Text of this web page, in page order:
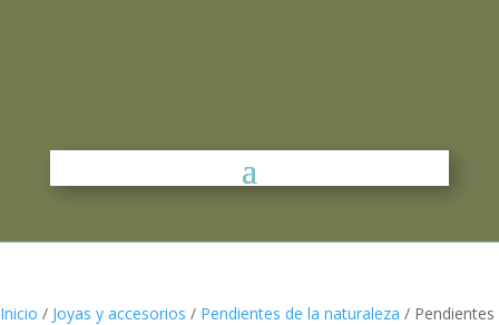
Inicio / Joyas y accesorios / Pendientes de la naturaleza / Pendientes